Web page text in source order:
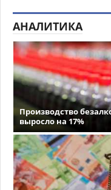
АНАЛИТИКА
Производство
выросло на 17%